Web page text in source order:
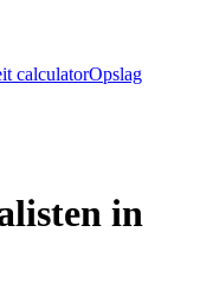
calculatorOpslag
in